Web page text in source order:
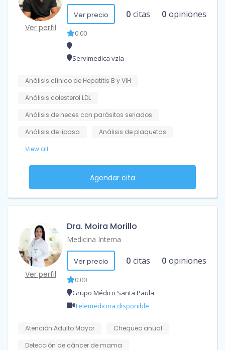
Ver perfil
Ver precio 0 citas 0 opiniones
0.00
Servimedica vzla
Análisis clínico de Hepatitis B y VIH
Análisis colesterol LDL
Análisis de heces con parásitos seriados
Análisis de lipasa
Análisis de plaquetas
View all
Agendar cita
Ver perfil
Dra. Moira Morillo
Medicina Interna
Ver precio 0 citas 0 opiniones
0.00
Grupo Médico Santa Paula
Telemedicina disponible
Atención Adulto Mayor
Chequeo anual
Detección de cáncer de mama